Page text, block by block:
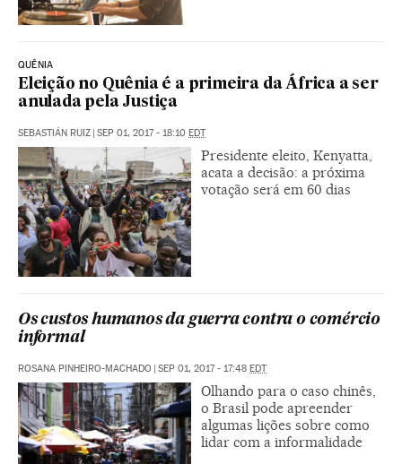
QUÊNIA
Eleição no Quênia é a primeira da África a ser
anulada pela Justiça
SEBASTIÁN RUIZ | SEP 01, 2017 - 18:10 EDT
Presidente eleito, Kenyatta,
acata a decisão: a próxima
votação será em 60 dias
Os custos humanos da guerra contra o comércio
informal
ROSANA PINHEIRO-MACHADO | SEP 01, 2017 - 17:48 EDT
Olhando para o caso chinês,
o Brasil pode apreender
algumas lições sobre como
lidar com a informalidade